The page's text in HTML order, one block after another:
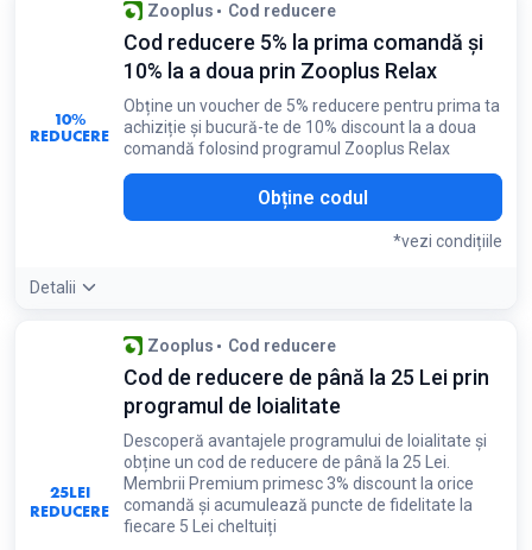
Codurile promoționale sunt disponibile direct pe site-ul
partenerului
10%
REDUCERE
Zooplus Cod reducere
Cod reducere 5% la prima comandă și
10% la a doua prin Zooplus Relax
Obține un voucher de 5% reducere pentru prima ta
achiziție și bucură-te de 10% discount la a doua
comandă folosind programul Zooplus Relax
Obține codul
*vezi condițiile
Detalii
Codul de reducere este disponibil direct pe site-ul
magazinului
25LEI
REDUCERE
Zooplus Cod reducere
Cod de reducere de până la 25 Lei prin
programul de loialitate
Descoperă avantajele programului de loialitate și
obține un cod de reducere de până la 25 Lei.
Membrii Premium primesc 3% discount la orice
comandă și acumulează puncte de fidelitate la
fiecare 5 Lei cheltuiți